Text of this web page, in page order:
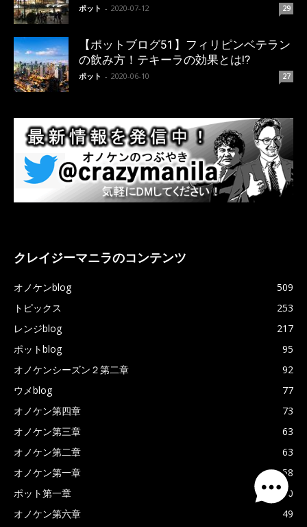
ポット - 2020-07-12 29
【ポットブログ51】フィリピンベテラン
の飲み方！テキーラの効果とは!?
ポット - 2020-06-10 27
クレイジーマニラのコンテンツ
オノケンblog
509
トピックス
253
レンジblog
217
ポットblog
95
オノケンシーズン２第二章
92
ウメblog
77
オノケン第四章
73
オノケン第三章
63
オノケン第二章
63
オノケン第一章
58
ポット第一章
50
オノケン第六章
49